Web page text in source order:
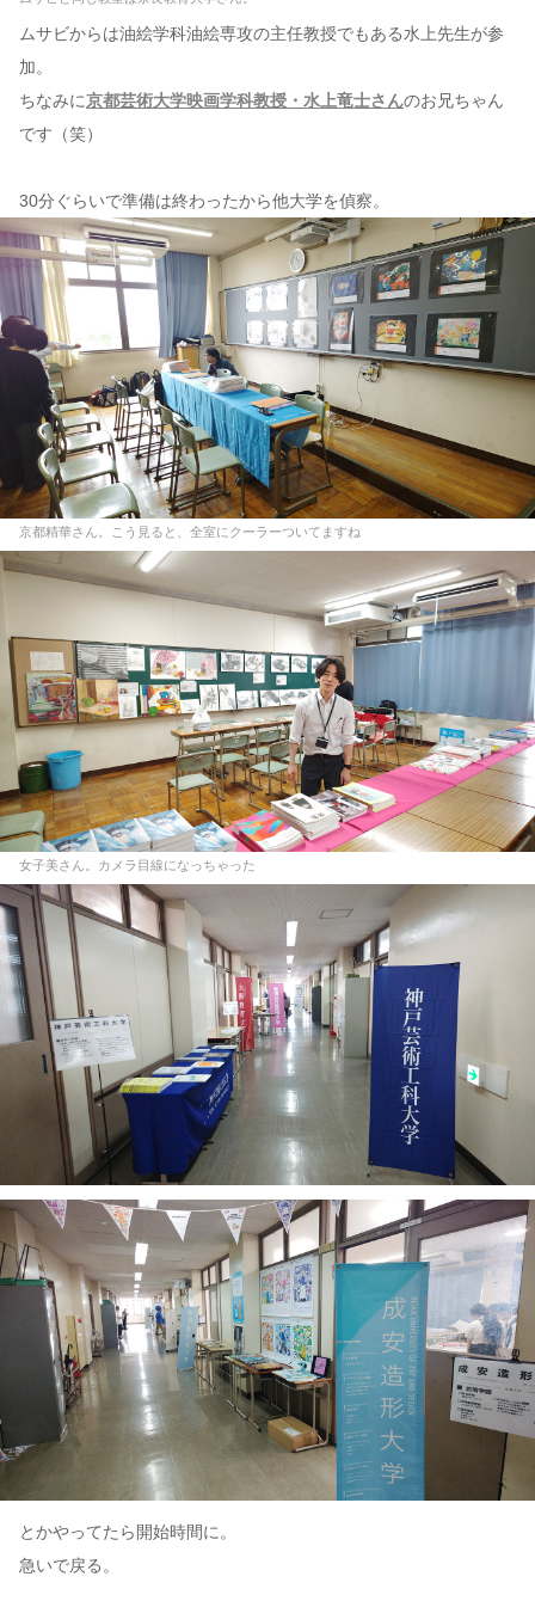
ムサビからは油絵学科油絵専攻の主任教授でもある水上先生が参
加。
ちなみに京都芸術大学映画学科教授・水上竜士さんのお兄ちゃん
です（笑）
30分ぐらいで準備は終わったから他大学を偵察。
京都精華さん。こう見ると、全室にクーラーついてますね
女子美さん。カメラ目線になっちゃった
とかやってたら開始時間に。
急いで戻る。